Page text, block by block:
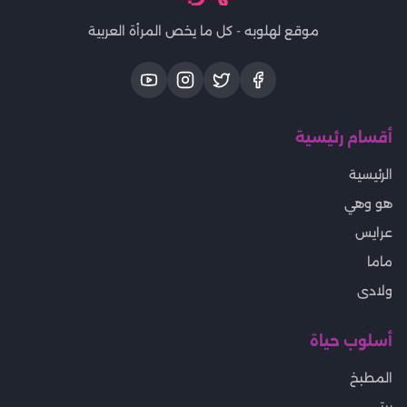
موقع لهلوبه - كل ما يخص المرأة العربية
أقسام رئيسية
الرئيسية
هو وهي
عرايس
ماما
ولادى
أسلوب حياة
المطبخ